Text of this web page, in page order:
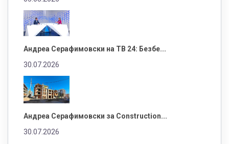
Андреа Серафимовски на ТВ 24: Безбе...
30.07.2026
Андреа Серафимовски за Construction...
30.07.2026